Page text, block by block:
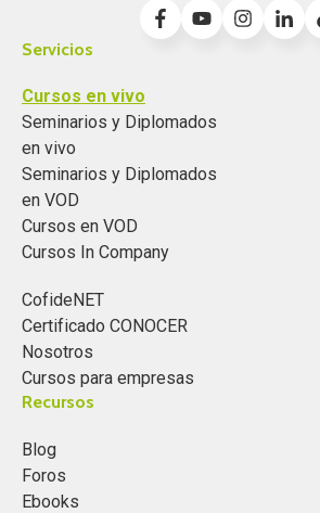
Servicios
Cursos en vivo
Seminarios y Diplomados
en vivo
Seminarios y Diplomados
en VOD
Cursos en VOD
Cursos In Company
CofideNET
Certificado CONOCER
Nosotros
Cursos para empresas
Recursos
Blog
Foros
Ebooks